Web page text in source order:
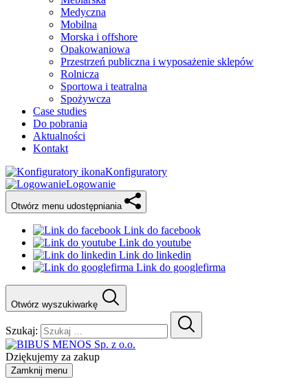
Medyczna
Mobilna
Morska i offshore
Opakowaniowa
Przestrzeń publiczna i wyposażenie sklepów
Rolnicza
Sportowa i teatralna
Spożywcza
Case studies
Do pobrania
Aktualności
Kontakt
Konfiguratory
Logowanie
Otwórz menu udostępniania
Link do facebook
Link do youtube
Link do linkedin
Link do googlefirma
Otwórz wyszukiwarkę
Szukaj:
Dziękujemy za zakup
Zamknij menu